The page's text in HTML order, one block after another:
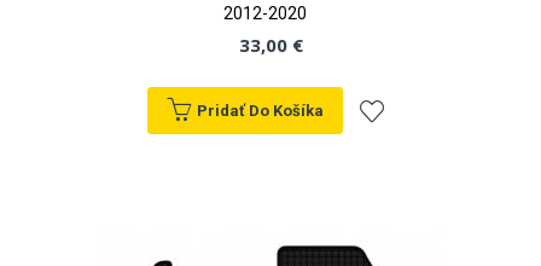
2012-2020
33,00 €
Pridať Do Košíka
zoznamu